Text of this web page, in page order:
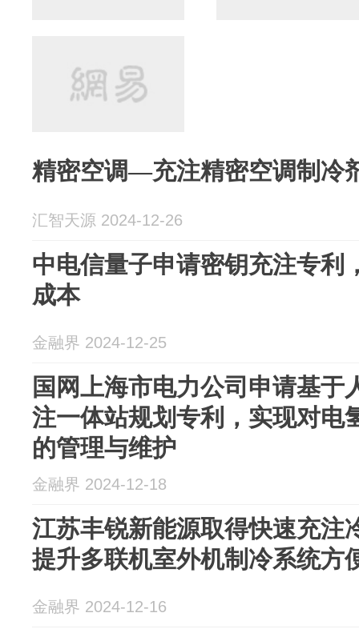
精密空调—充注精密空调制冷
汇智天源 2024-12-26
中电信量子申请密钥充注专利
成本
金融界 2024-12-25
国网上海市电力公司申请基于
注一体站规划专利，实现对电
的管理与维护
金融界 2024-12-18
江苏丰锐新能源取得快速充注
提升多联机室外机制冷系统方
金融界 2024-12-16